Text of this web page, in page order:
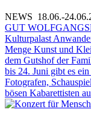
NEWS 18.06.-
GUT
Kulturpalast
Menge Kunst und
dem Gutshof der
bis 24. Juni gibt es
Fotografen,
bösen Kabarettisten